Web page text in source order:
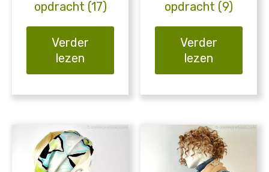
opdracht (17)
Verder
lezen
opdracht (9)
Verder
lezen